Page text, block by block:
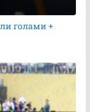
голами +